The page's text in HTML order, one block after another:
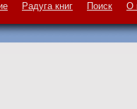
Радуга книг Поиск О